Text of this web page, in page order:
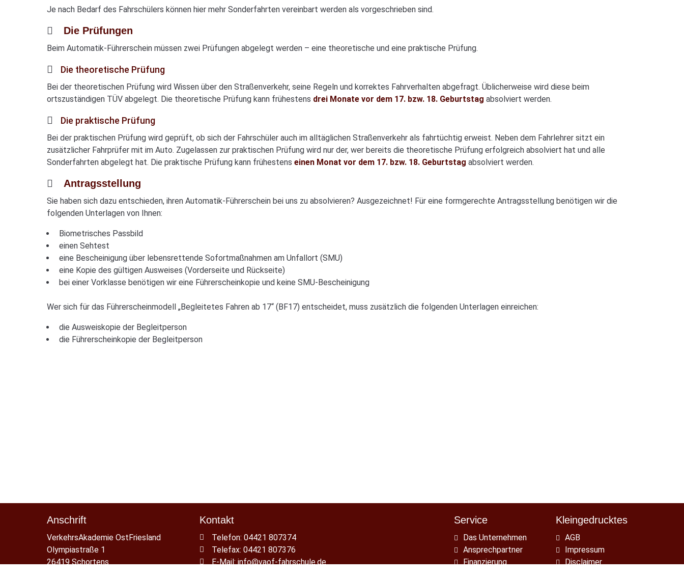
Je nach Bedarf des Fahrschülers können hier mehr Sonderfahrten vereinbart werden als vorgeschrieben sind.
Die Prüfungen
Beim Automatik-Führerschein müssen zwei Prüfungen abgelegt werden – eine theoretische und eine praktische Prüfung.
Die theoretische Prüfung
Bei der theoretischen Prüfung wird Wissen über den Straßenverkehr, seine Regeln und korrektes Fahrverhalten abgefragt. Üblicherweise wird diese beim
ortszuständigen TÜV abgelegt. Die theoretische Prüfung kann frühestens drei Monate vor dem 17. bzw. 18. Geburtstag absolviert werden.
Die praktische Prüfung
Bei der praktischen Prüfung wird geprüft, ob sich der Fahrschüler auch im alltäglichen Straßenverkehr als fahrtüchtig erweist. Neben dem Fahrlehrer sitzt ein
zusätzlicher Fahrprüfer mit im Auto. Zugelassen zur praktischen Prüfung wird nur der, wer bereits die theoretische Prüfung erfolgreich absolviert hat und alle
Sonderfahrten abgelegt hat. Die praktische Prüfung kann frühestens einen Monat vor dem 17. bzw. 18. Geburtstag absolviert werden.
Antragsstellung
Sie haben sich dazu entschieden, ihren Automatik-Führerschein bei uns zu absolvieren? Ausgezeichnet! Für eine formgerechte Antragsstellung benötigen wir die
folgenden Unterlagen von Ihnen:
Biometrisches Passbild
einen Sehtest
eine Bescheinigung über lebensrettende Sofortmaßnahmen am Unfallort (SMU)
eine Kopie des gültigen Ausweises (Vorderseite und Rückseite)
bei einer Vorklasse benötigen wir eine Führerscheinkopie und keine SMU-Bescheinigung
Wer sich für das Führerscheinmodell „Begleitetes Fahren ab 17“ (BF17) entscheidet, muss zusätzlich die folgenden Unterlagen einreichen:
die Ausweiskopie der Begleitperson
die Führerscheinkopie der Begleitperson
Anschrift
VerkehrsAkademie OstFriesland
Olympiastraße 1
26419 Schortens
Kontakt
Telefon: 04421 807374
Telefax: 04421 807376
E-Mail:info@vaof-fahrschule.de
Service
Navigation
überspringen
Das Unternehmen
Ansprechpartner
Finanzierung
Kleingedrucktes
Navigation
überspringen
AGB
Impressum
Disclaimer